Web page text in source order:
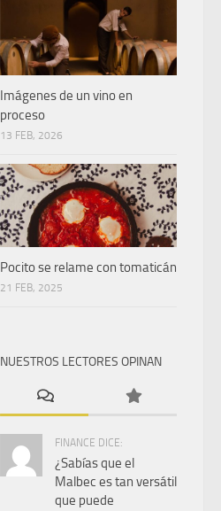
Imágenes de un vino en
proceso
13 FEB, 2026
Pocito se relame con tomaticán
21 FEB, 2025
NUESTROS LECTORES OPINAN
FINANCE DICE:
¿Sabías que el
Malbec es tan versátil
que puede